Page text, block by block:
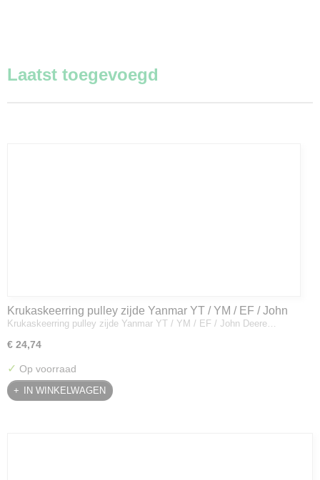
Laatst toegevoegd
Krukaskeerring pulley zijde Yanmar YT / YM / EF / John
Deere - 119934-01800
Krukaskeerring pulley zijde Yanmar YT / YM / EF / John Deere…
€ 24,74
✓ Op voorraad
IN WINKELWAGEN